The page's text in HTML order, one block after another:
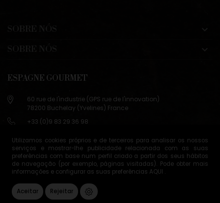
Utilizamos cookies próprios e de terceiros para analisar os nossos
serviços e mostrar-lhe publicidade relacionada com as suas
preferências com base num perfil criado a partir dos seus hábitos
de navegação (por exemplo, páginas visitadas). Pode obter mais
informações e configurar as suas preferências AQUI .
Aceitar Rejeitar
ESPAGNE GOURMET
60 rue de l'industrie (GPS rue de l'innovation)
78200 Buchelay (Yvelines) France
+33 (0)9 83 29 36 98
78200 Buchelay (Yvelines) France
Contactez-nous
Termos de Vendas